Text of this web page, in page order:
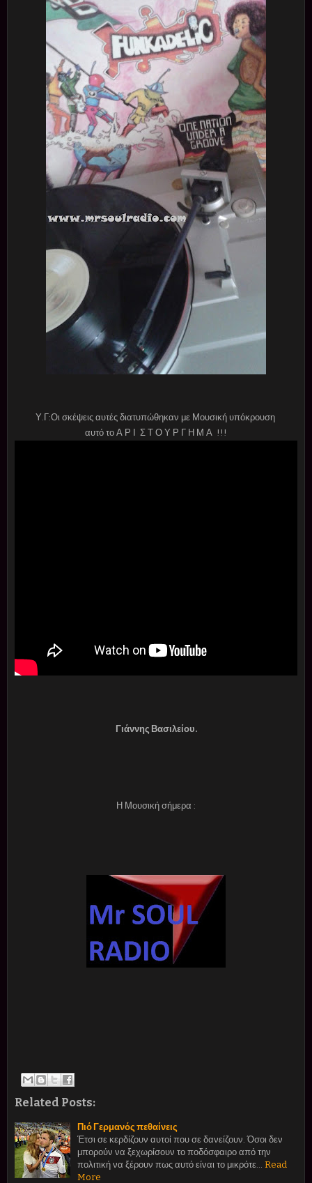
Υ.Γ:Οι σκέψεις αυτές διατυπώθηκαν με Μουσική υπόκρουση
αυτό το Α Ρ Ι Σ Τ Ο Υ Ρ Γ Η Μ Α !!!
Γιάννης Βασιλείου.
Η Μουσική σήμερα :
Related Posts:
Πιό Γερμανός πεθαίνεις
Έτσι σε κερδίζουν αυτοί που σε δανείζουν. Όσοι δεν
μπορούν να ξεχωρίσουν το ποδόσφαιρο από την
πολιτική να ξέρουν πως αυτό είναι το μικρότε…
Read
More